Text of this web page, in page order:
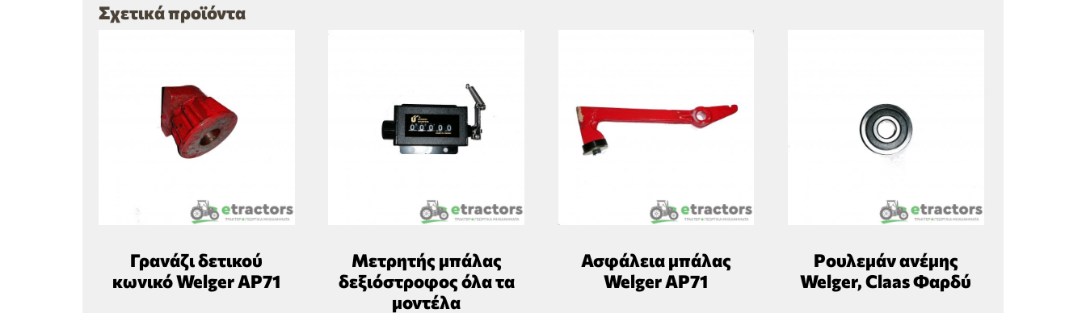
Σχετικά προϊόντα
Γρανάζι δετικού
κωνικό Welger AP71
Μετρητής μπάλας
δεξιόστροφος όλα τα
μοντέλα
Ασφάλεια μπάλας
Welger AP71
Ρουλεμάν ανέμης
Welger, Claas Φαρδύ